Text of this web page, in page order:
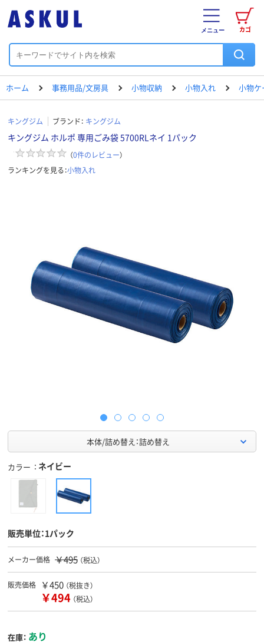
カゴ
メニュー
ホーム 事務用品/文房具 小物収納 小物入れ 小物ケ
キングジム ブランド： キングジム
キングジム ホルポ 専用ごみ袋 5700RLネイ 1パック
（0件のレビュー）
ランキングを見る：小物入れ
本体/詰め替え：詰め替え
カラー ネイビー
販売単位：1パック
メーカー価格 ￥495 （税込）
販売価格 ￥450 （税抜き）
￥494 （税込）
在庫： あり